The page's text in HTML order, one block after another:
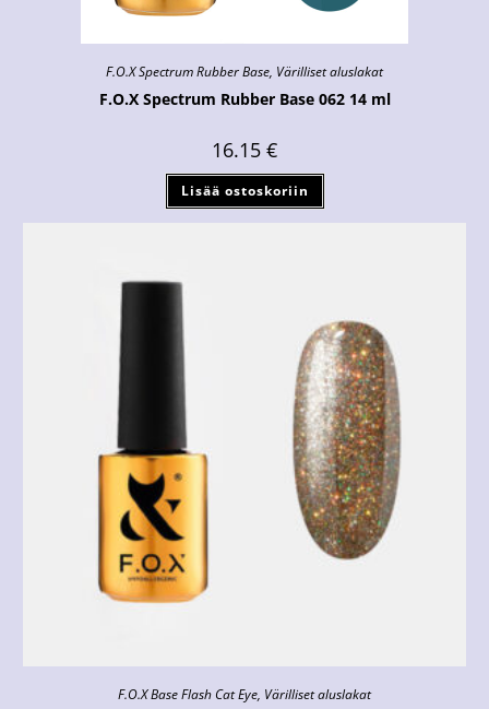
F.O.X Spectrum Rubber Base, Värilliset aluslakat
F.O.X Spectrum Rubber Base 062 14 ml
16.15 €
Lisää ostoskoriin
F.O.X Base Flash Cat Eye, Värilliset aluslakat